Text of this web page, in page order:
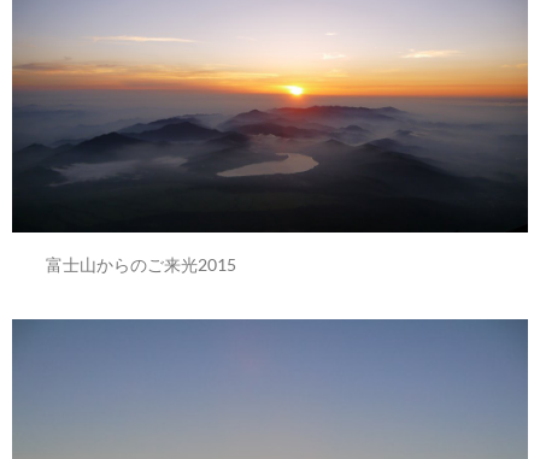
富士山からのご来光2015